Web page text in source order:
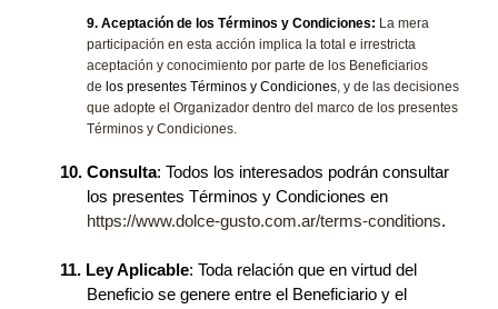
9. Aceptación de los Términos y Condiciones: La mera
participación en esta acción implica la total e irrestricta
aceptación y conocimiento por parte de los Beneficiarios
de los presentes Términos y Condiciones, y de las decisiones
que adopte el Organizador dentro del marco de los presentes
Términos y Condiciones.
10. Consulta: Todos los interesados podrán consultar
los presentes Términos y Condiciones en
https://www.dolce-gusto.com.ar/terms-conditions.
11. Ley Aplicable: Toda relación que en virtud del
Beneficio se genere entre el Beneficiario y el